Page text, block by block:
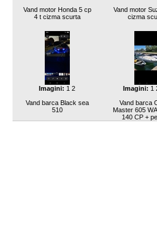
Vand motor Honda 5 cp
4 t cizma scurta
Vand motor
cizma
Imagini: 1 2
Vand barca Black sea
510
Imagini: 1
Vand barca
Master 605
140 CP +